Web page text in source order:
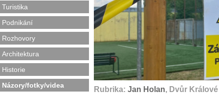
Turistika
Podnikání
Rozhovory
Architektura
Historie
Názory/fotky/videa
Rubrika: Jan Holan, Dvůr